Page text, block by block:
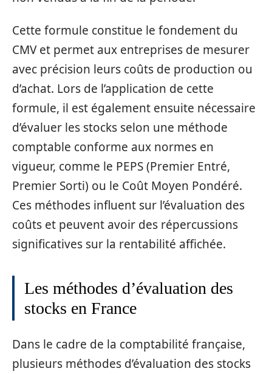
Cette formule constitue le fondement du
CMV et permet aux entreprises de mesurer
avec précision leurs coûts de production ou
d’achat. Lors de l’application de cette
formule, il est également ensuite nécessaire
d’évaluer les stocks selon une méthode
comptable conforme aux normes en
vigueur, comme le PEPS (Premier Entré,
Premier Sorti) ou le Coût Moyen Pondéré.
Ces méthodes influent sur l’évaluation des
coûts et peuvent avoir des répercussions
significatives sur la rentabilité affichée.
Les méthodes d’évaluation des
stocks en France
Dans le cadre de la comptabilité française,
plusieurs méthodes d’évaluation des stocks